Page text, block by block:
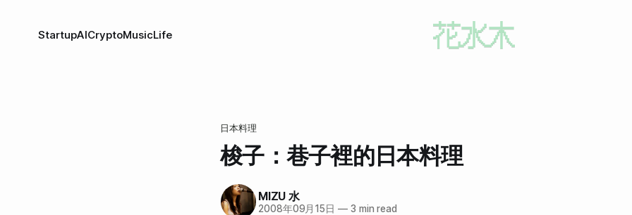
StartupAICryptoMusicLife
日本料理
梭子：巷子裡的日本料理
MIZU 水
2008年09月15日 —3 min read